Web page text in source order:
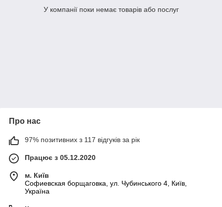
У компанії поки немає товарів або послуг
Про нас
97% позитивних з 117 відгуків за рік
Працює з 05.12.2020
м. Київ
Софиевская борщаговка, ул. Чубинського 4, Київ,
Україна